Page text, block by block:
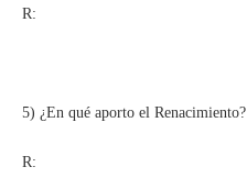
R:
5) ¿En qué aporto el Renacimiento?
R: